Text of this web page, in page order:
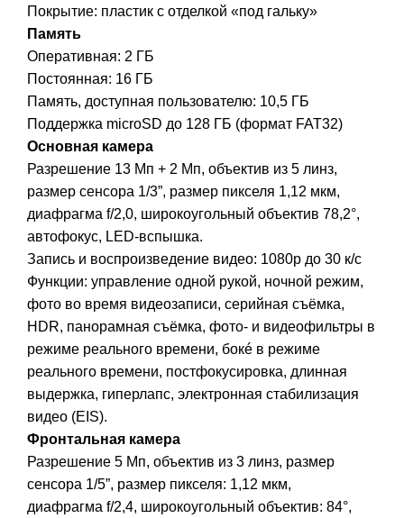
Покрытие: пластик с отделкой «под гальку»
Память
Оперативная: 2 ГБ
Постоянная: 16 ГБ
Память, доступная пользователю: 10,5 ГБ
Поддержка microSD до 128 ГБ (формат FAT32)
Основная камера
Разрешение 13 Мп + 2 Мп, объектив из 5 линз,
размер сенсора 1/3”, размер пикселя 1,12 мкм,
диафрагма f/2,0, широкоугольный объектив 78,2°,
автофокус, LED-вспышка.
Запись и воспроизведение видео: 1080p до 30 к/с
Функции: управление одной рукой, ночной режим,
фото во время видеозаписи, серийная съёмка,
HDR, панорамная съёмка, фото- и видеофильтры в
режиме реального времени, бокé в режиме
реального времени, постфокусировка, длинная
выдержка, гиперлапс, электронная стабилизация
видео (EIS).
Фронтальная камера
Разрешение 5 Мп, объектив из 3 линз, размер
сенсора 1/5”, размер пикселя: 1,12 мкм,
диафрагма f/2,4, широкоугольный объектив: 84°,